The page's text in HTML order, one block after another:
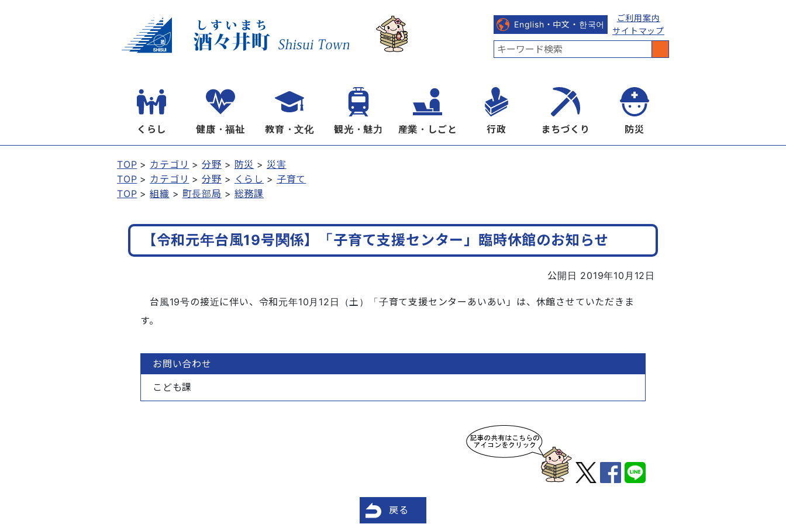
English・中文・한국어
ご利用案内
サイトマップ
くらし 健康・福祉 教育・文化 観光・魅力 産業・しごと 行政 まちづくり 防災
TOP カテゴリ 分野 防災
災害
TOP
カテゴリ 分野 くらし
子育て
TOP
組織 町長部局 総務課
【令和元年台風19号関係】「子育て支援センター」臨時休館のお知らせ
公開日 2019年10月12日
台風19号の接近に伴い、令和元年10月12日（土）「子育て支援センターあいあい」は、休館させていただきま
す。
お問い合わせ
こども課
戻る